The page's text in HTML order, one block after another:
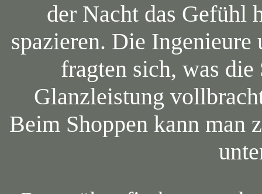
der Nacht das Gefühl
spazieren. Die Ingenieure
fragten sich, was
Glanzleistung
Beim Shoppen kann man